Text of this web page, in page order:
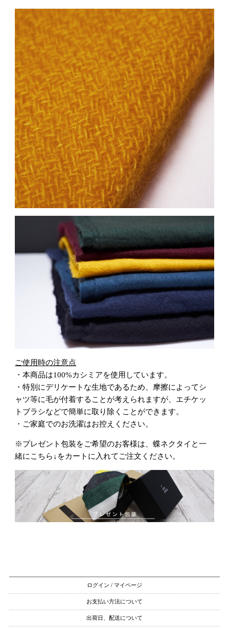
ご使用時の注意点
・本商品は100%カシミアを使用しています。
・特別にデリケートな生地であるため、摩擦によってシ
ャツ等に毛が付着することが考えられますが、エチケッ
トブラシなどで簡単に取り除くことができます。
・ご家庭でのお洗濯はお控えください。
※プレゼント包装をご希望のお客様は、蝶ネクタイと一
緒にこちら↓をカートに入れてご注文ください。
ログイン / マイページ
お支払い方法について
出荷日、配送について